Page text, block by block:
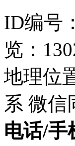
ID编号
览：
地理位
系 微信
电话/手